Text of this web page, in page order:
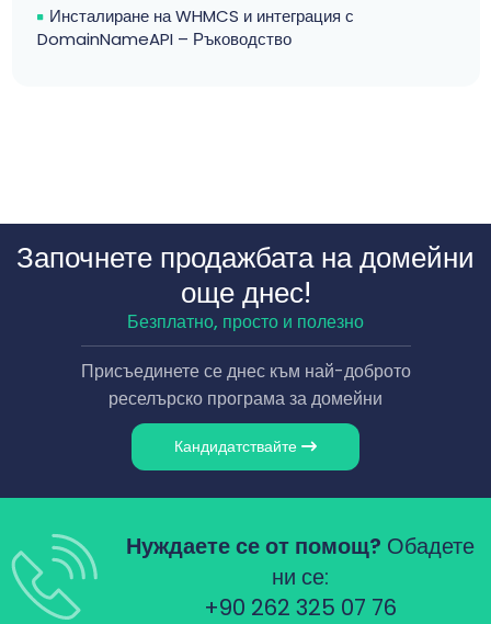
Инсталиране на WHMCS и интеграция с
DomainNameAPI – Ръководство
Започнете продажбата на домейни
още днес!
Безплатно, просто и полезно
Присъединете се днес към най-доброто
реселърско програма за домейни
Кандидатствайте
Нуждаете се от помощ? Обадете
ни се:
+90 262 325 07 76